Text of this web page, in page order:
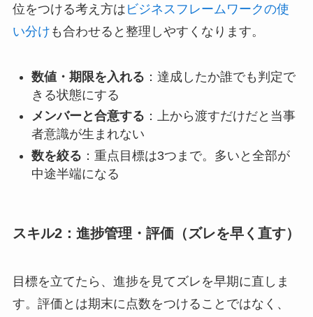
位をつける考え方は ビジネスフレームワークの使
い分け も合わせると整理しやすくなります。
数値・期限を入れる ：達成したか誰でも判定で
きる状態にする
メンバーと合意する ：上から渡すだけだと当事
者意識が生まれない
数を絞る ：重点目標は3つまで。多いと全部が
中途半端になる
スキル2：進捗管理・評価（ズレを早く直す）
目標を立てたら、進捗を見てズレを早期に直しま
す。評価とは期末に点数をつけることではなく、